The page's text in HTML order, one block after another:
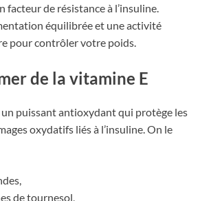
facteur de résistance à l’insuline.
équilibrée et une activité
pour contrôler votre poids.
de la vitamine E
un puissant antioxydant qui protège les
oxydatifs liés à l’insuline. On le
de tournesol,